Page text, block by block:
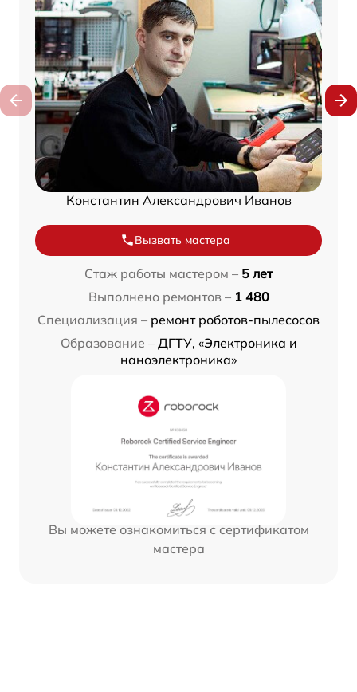
Константин Александрович Иванов
Вызвать мастера
Стаж работы мастером – 5 лет
Выполнено ремонтов – 1 480
Специализация – ремонт роботов-пылесосов
Образование – ДГТУ, «Электроника и
наноэлектроника»
Вы можете ознакомиться с сертификатом
мастера